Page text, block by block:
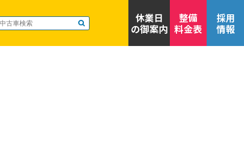
休業日
の御案内
整備
料金表
採用
情報